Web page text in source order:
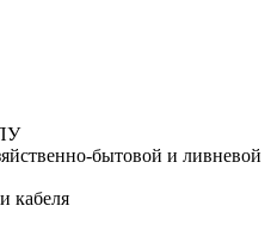
бытовой и ливневой
кабеля